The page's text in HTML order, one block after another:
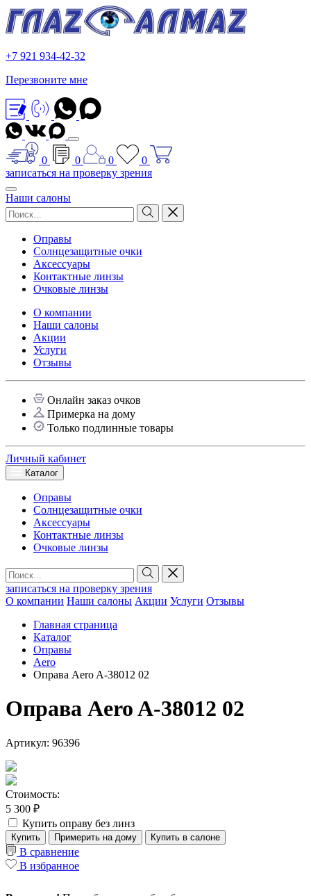
+7 921 934-42-32
Перезвоните мне
0 0 0
0
записаться на проверку зрения
Наши салоны
Оправы
Солнцезащитные очки
Аксессуары
Контактные линзы
Очковые линзы
О компании
Наши салоны
Акции
Услуги
Отзывы
Онлайн заказ очков
Примерка на дому
Только подлинные товары
Личный кабинет
Каталог
Оправы
Солнцезащитные очки
Аксессуары
Контактные линзы
Очковые линзы
записаться на проверку зрения
О компании Наши салоны Акции Услуги Отзывы
Главная страница
Каталог
Оправы
Aero
Оправа Aero A-38012 02
Оправа Aero A-38012 02
Артикул: 96396
Стоимость:
5 300 ₽
Купить оправу без линз
Купить Примерить на дому Купить в салоне
В сравнение
В избранное